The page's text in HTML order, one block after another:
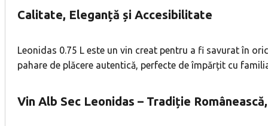
Calitate, Eleganță și Accesibilitate
Leonidas 0.75 L este un vin creat pentru a fi savurat în
pahare de plăcere autentică, perfecte de împărțit cu
Vin Alb Sec Leonidas – Tradiție